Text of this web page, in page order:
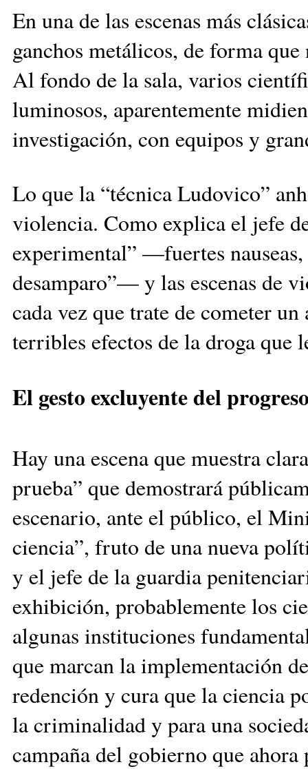
En una de las escenas más
ganchos metálicos, de forma
Al fondo de la sala, varios
luminosos, aparentemente
investigación, con equipos y
Lo que la “técnica Ludovico”
violencia. Como explica el jefe
experimental” —fuertes
desamparo”— y las escenas de
cada vez que trate de cometer
terribles efectos de la droga que
El gesto excluyente del
Hay una escena que muestra
prueba” que demostrará
escenario, ante el público, el
ciencia”, fruto de una nueva
y el jefe de la guardia
exhibición, probablemente los
algunas instituciones
que marcan la implementación
redención y cura que la ciencia
la criminalidad y para una
campaña del gobierno que